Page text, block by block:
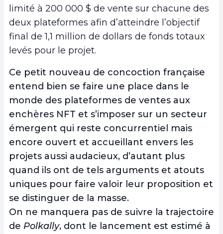
limité à 200 000 $ de vente sur chacune des
deux plateformes afin d’atteindre l’objectif
final de 1,1 million de dollars de fonds totaux
levés pour le projet.
Ce petit nouveau de concoction française
entend bien se faire une place dans le
monde des plateformes de ventes aux
enchères NFT et s’imposer sur un secteur
émergent qui reste concurrentiel mais
encore ouvert et accueillant envers les
projets aussi audacieux, d’autant plus
quand ils ont de tels arguments et atouts
uniques pour faire valoir leur proposition et
se distinguer de la masse.
On ne manquera pas de suivre la trajectoire
de Polkally, dont le lancement est estimé à